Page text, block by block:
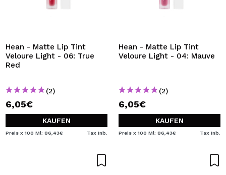
Hean - Matte Lip Tint
Veloure Light - 06: True
Red
(2)
6,05€
KAUFEN
Preis x 100 Ml: 86,43€ Tax Inb.
Hean - Matte Lip Tint
Veloure Light - 04: Mauve
(2)
6,05€
KAUFEN
Preis x 100 Ml: 86,43€ Tax Inb.